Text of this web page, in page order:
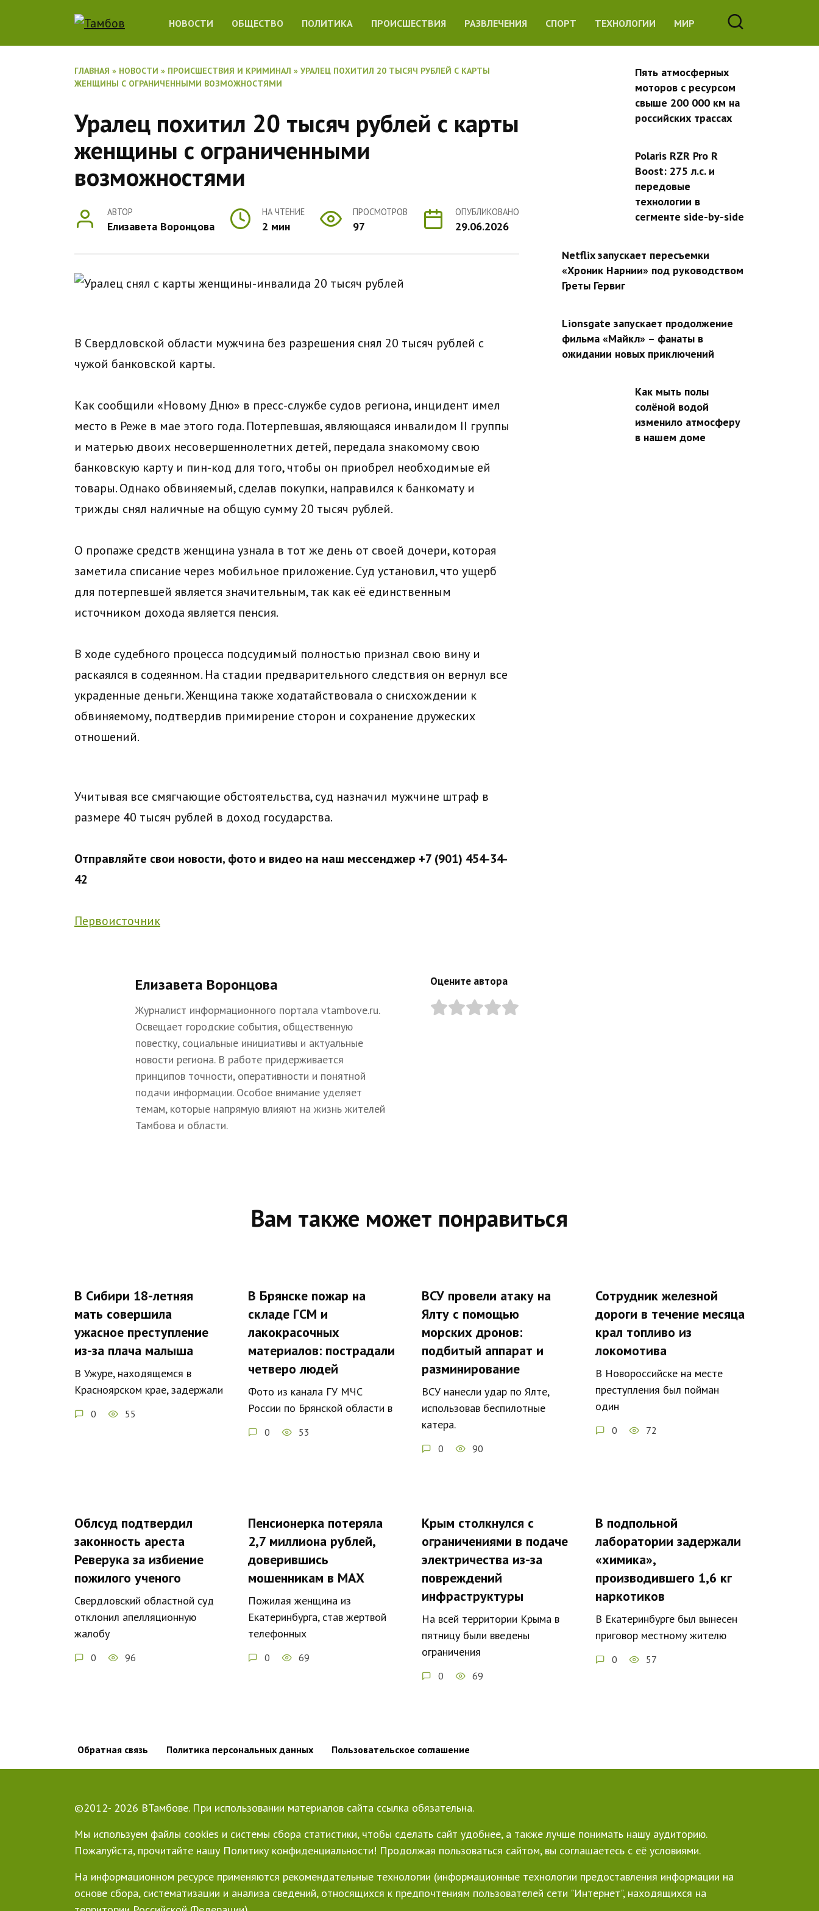
содержанию
НОВОСТИ ОБЩЕСТВО ПОЛИТИКА ПРОИСШЕСТВИЯ РАЗВЛЕЧЕНИЯ СПОРТ ТЕХНОЛОГИИ МИР
ГЛАВНАЯ » НОВОСТИ » ПРОИСШЕСТВИЯ И КРИМИНАЛ » УРАЛЕЦ ПОХИТИЛ 20 ТЫСЯЧ РУБЛЕЙ С КАРТЫ
ЖЕНЩИНЫ С ОГРАНИЧЕННЫМИ ВОЗМОЖНОСТЯМИ
Уралец похитил 20 тысяч рублей с карты
женщины с ограниченными
возможностями
АВТОР
Елизавета Воронцова
НА ЧТЕНИЕ
2 мин
ПРОСМОТРОВ
97
ОПУБЛИКОВАНО
29.06.2026
В Свердловской области мужчина без разрешения снял 20 тысяч рублей с
чужой банковской карты.
Как сообщили «Новому Дню» в пресс-службе судов региона, инцидент имел
место в Реже в мае этого года. Потерпевшая, являющаяся инвалидом II группы
и матерью двоих несовершеннолетних детей, передала знакомому свою
банковскую карту и пин-код для того, чтобы он приобрел необходимые ей
товары. Однако обвиняемый, сделав покупки, направился к банкомату и
трижды снял наличные на общую сумму 20 тысяч рублей.
О пропаже средств женщина узнала в тот же день от своей дочери, которая
заметила списание через мобильное приложение. Суд установил, что ущерб
для потерпевшей является значительным, так как её единственным
источником дохода является пенсия.
В ходе судебного процесса подсудимый полностью признал свою вину и
раскаялся в содеянном. На стадии предварительного следствия он вернул все
украденные деньги. Женщина также ходатайствовала о снисхождении к
обвиняемому, подтвердив примирение сторон и сохранение дружеских
отношений.
Учитывая все смягчающие обстоятельства, суд назначил мужчине штраф в
размере 40 тысяч рублей в доход государства.
Отправляйте свои новости, фото и видео на наш мессенджер +7 (901) 454-34-
42
Первоисточник
Елизавета Воронцова
Журналист информационного портала vtambove.ru.
Освещает городские события, общественную
повестку, социальные инициативы и актуальные
новости региона. В работе придерживается
принципов точности, оперативности и понятной
подачи информации. Особое внимание уделяет
темам, которые напрямую влияют на жизнь жителей
Тамбова и области.
Оцените автора
Пять атмосферных
моторов с ресурсом
свыше 200 000 км на
российских трассах
Polaris RZR Pro R
Boost: 275 л.с. и
передовые
технологии в
сегменте side-by-side
Netflix запускает пересъемки
«Хроник Нарнии» под руководством
Греты Гервиг
Lionsgate запускает продолжение
фильма «Майкл» – фанаты в
ожидании новых приключений
Как мыть полы
солёной водой
изменило атмосферу
в нашем доме
Вам также может понравиться
В Сибири 18-летняя
мать совершила
ужасное преступление
из-за плача малыша
В Ужуре, находящемся в
Красноярском крае, задержали
0 55
В Брянске пожар на
складе ГСМ и
лакокрасочных
материалов: пострадали
четверо людей
Фото из канала ГУ МЧС
России по Брянской области в
0 53
ВСУ провели атаку на
Ялту с помощью
морских дронов:
подбитый аппарат и
разминирование
ВСУ нанесли удар по Ялте,
использовав беспилотные
катера.
0 90
Сотрудник железной
дороги в течение месяца
крал топливо из
локомотива
В Новороссийске на месте
преступления был пойман
один
0 72
Облсуд подтвердил
законность ареста
Реверука за избиение
пожилого ученого
Свердловский областной суд
отклонил апелляционную
жалобу
0 96
Пенсионерка потеряла
2,7 миллиона рублей,
доверившись
мошенникам в МАХ
Пожилая женщина из
Екатеринбурга, став жертвой
телефонных
0 69
Крым столкнулся с
ограничениями в подаче
электричества из-за
повреждений
инфраструктуры
На всей территории Крыма в
пятницу были введены
ограничения
0 69
В подпольной
лаборатории задержали
«химика»,
производившего 1,6 кг
наркотиков
В Екатеринбурге был вынесен
приговор местному жителю
0 57
Обратная связь Политика персональных данных Пользовательское соглашение
©2012- 2026 ВТамбове. При использовании материалов сайта ссылка обязательна.
Мы используем файлы cookies и системы сбора статистики, чтобы сделать сайт удобнее, а также лучше понимать нашу аудиторию.
Пожалуйста, прочитайте нашу Политику конфиденциальности! Продолжая пользоваться сайтом, вы соглашаетесь с её условиями.
На информационном ресурсе применяются рекомендательные технологии (информационные технологии предоставления информации на
основе сбора, систематизации и анализа сведений, относящихся к предпочтениям пользователей сети "Интернет", находящихся на